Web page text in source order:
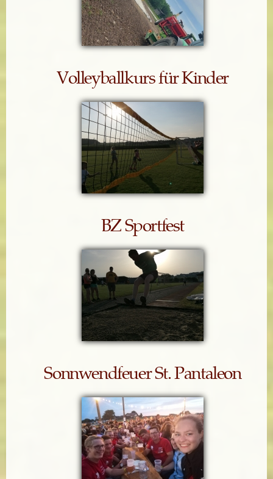
Volleyballkurs für Kinder
BZ Sportfest
Sonnwendfeuer St. Pantaleon